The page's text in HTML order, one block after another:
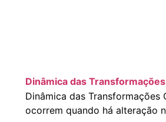
Dinâmica das
Dinâmica das Transformações
ocorrem quando há alteração